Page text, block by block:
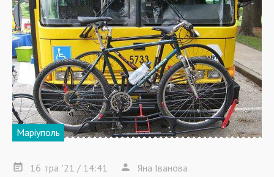
Маріуполь
16 тра '21 / 14:41 Яна Іванова